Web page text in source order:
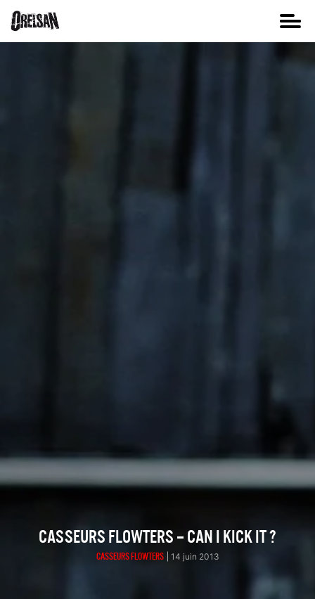
CASSEURS FLOWTERS – CAN I KICK IT ?
CASSEURS FLOWTERS 14 juin 2013